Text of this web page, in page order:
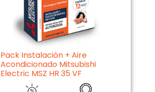
Pack Instalación + Aire
Acondicionado Mitsubishi
Electric MSZ HR 35 VF